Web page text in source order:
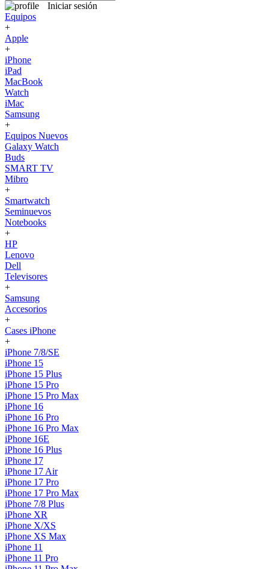
Iniciar sesión
Equipos
+
Apple
+
iPhone
iPad
MacBook
Watch
iMac
Samsung
+
Equipos Nuevos
Galaxy Watch
Buds
SMART TV
Mibro
+
Smartwatch
Seminuevos
Notebooks
+
HP
Lenovo
Dell
Televisores
+
Samsung
Accesorios
+
Cases iPhone
+
iPhone 7/8/SE
iPhone 15
iPhone 15 Plus
iPhone 15 Pro
iPhone 15 Pro Max
iPhone 16
iPhone 16 Pro
iPhone 16 Pro Max
iPhone 16E
iPhone 16 Plus
iPhone 17
iPhone 17 Air
iPhone 17 Pro
iPhone 17 Pro Max
iPhone 7/8 Plus
iPhone XR
iPhone X/XS
iPhone XS Max
iPhone 11
iPhone 11 Pro